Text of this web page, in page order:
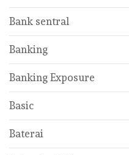
Bank sentral
Banking
Banking Exposure
Basic
Baterai